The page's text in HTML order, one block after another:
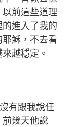
前這些道理
進入了我的
穌，不去看
越穩定。
有跟我說任
幾天他說